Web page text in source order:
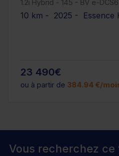
1.2i Hybrid - 145 - BV e-DCS6
10 km - 2025 - Essence
23 490€
ou à partir de 384.94 €/
Vous recherchez